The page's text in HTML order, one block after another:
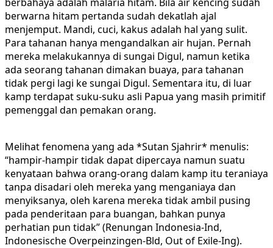
berwarna hitam pertanda sudah dekatlah ajal
menjemput. Mandi, cuci, kakus adalah hal yang sulit.
Para tahanan hanya mengandalkan air hujan. Pernah
mereka melakukannya di sungai Digul, namun ketika
ada seorang tahanan dimakan buaya, para tahanan
tidak pergi lagi ke sungai Digul. Sementara itu, di luar
kamp terdapat suku-suku asli Papua yang masih primitif
pemenggal dan pemakan orang.
Melihat fenomena yang ada *Sutan Sjahrir* menulis:
“hampir-hampir tidak dapat dipercaya namun suatu
kenyataan bahwa orang-orang dalam kamp itu teraniaya
tanpa disadari oleh mereka yang menganiaya dan
menyiksanya, oleh karena mereka tidak ambil pusing
pada penderitaan para buangan, bahkan punya
perhatian pun tidak” (Renungan Indonesia-Ind,
Indonesische Overpeinzingen-Bld, Out of Exile-Ing).